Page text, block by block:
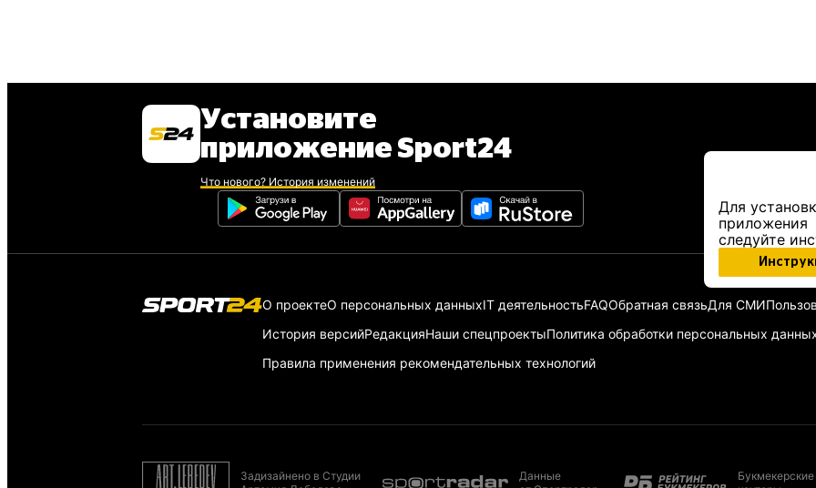
Установите
приложение Sport24
Что нового? История изменений
Для
приложения
следуйте
О проектеО персональных данныхIT деятельностьFAQОбратная связьДля СМИ
История версийРедакцияНаши спецпроектыПолитика обработки персональных
Правила применения рекомендательных технологий
Задизайнено в Студии
Данные
Букмекерские